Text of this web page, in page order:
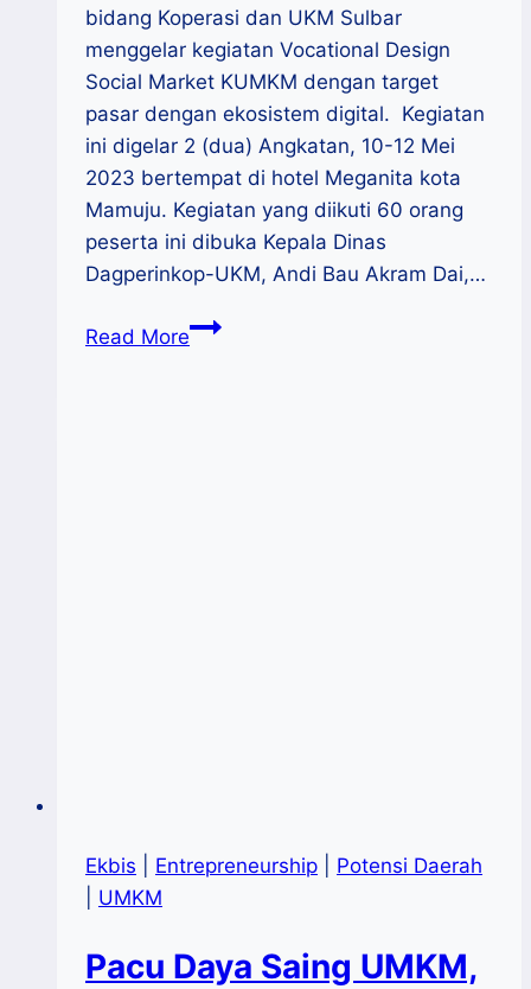
bidang Koperasi dan UKM Sulbar
menggelar kegiatan Vocational Design
Social Market KUMKM dengan target
pasar dengan ekosistem digital. Kegiatan
ini digelar 2 (dua) Angkatan, 10-12 Mei
2023 bertempat di hotel Meganita kota
Mamuju. Kegiatan yang diikuti 60 orang
peserta ini dibuka Kepala Dinas
Dagperinkop-UKM, Andi Bau Akram Dai,…
Read MoreDisdagperinkop
Ekbis Entrepreneurship
Potensi Daerah
UMKM
Pacu Daya Saing UMKM,